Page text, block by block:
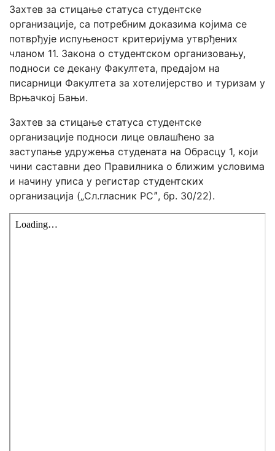
Захтев за стицање статуса студентске
организације, са потребним доказима којима се
потврђује испуњеност критеријума утврђених
чланом 11. Закона о студентском организовању,
подноси се декану Факултета, предајом на
писарници Факултета за хотелијерство и туризам у
Врњачкој Бањи.
Захтев за стицање статуса студентске
организације подноси лице овлашћено за
заступање удружења студената на Обрасцу 1, који
чини саставни део Правилника о ближим условима
и начину уписа у регистар студентских
организација („Сл.гласник РСˮ, бр. 30/22).